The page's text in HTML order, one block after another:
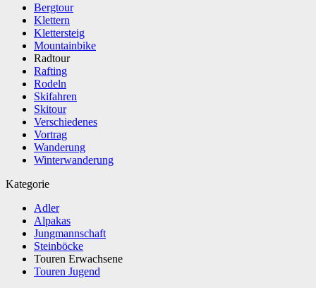
Bergtour
Klettern
Klettersteig
Mountainbike
Radtour
Rafting
Rodeln
Skifahren
Skitour
Verschiedenes
Vortrag
Wanderung
Winterwanderung
Kategorie
Adler
Alpakas
Jungmannschaft
Steinböcke
Touren Erwachsene
Touren Jugend